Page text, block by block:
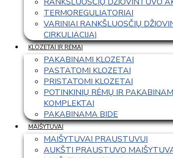
TERMOREGULIATORIAI
VARINIAI RANKŠLUOSČIŲ
CIRKULIACIJA)
KLOZETAI IR RĖMAI
PAKABINAMI KLOZETAI
PASTATOMI KLOZETAI
PRISTATOMI KLOZETAI
POTINKINIŲ RĖMŲ IR
KOMPLEKTAI
PAKABINAMA BIDE
MAIŠYTUVAI
MAIŠYTUVAI PRAUSTUVUI
AUKŠTI PRAUSTUVO